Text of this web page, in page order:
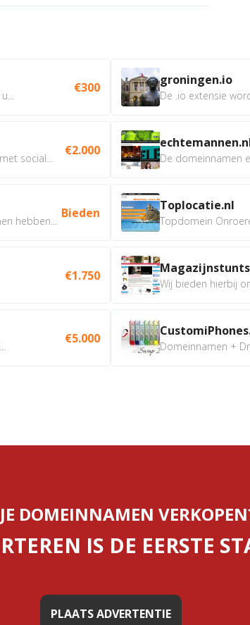
€300
social...
€2.000
hebben...
Bieden
€1.750
€5.000
groningen.io
De .io extensie
De domeinnamen
Toplocatie.nl
Topdomein
Wij bieden hierbij
Domeinnamen +
DOMEINNAMEN
IS DE EERSTE
PLAATS ADVERTENTIE